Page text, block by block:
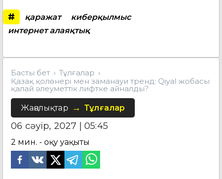
# қаражат
киберқылмыс
интернет алаяқтық
Басты бет
Тұлғалар
Қазақ қолөнері мен заманауи тренд: Qiyal жобасы
қалай әлеуметтік лифтке айналды?
Жаңалықтар Тұлғалар
06 сәуір, 2027 | 05:45
2 мин. - оқу уақыты